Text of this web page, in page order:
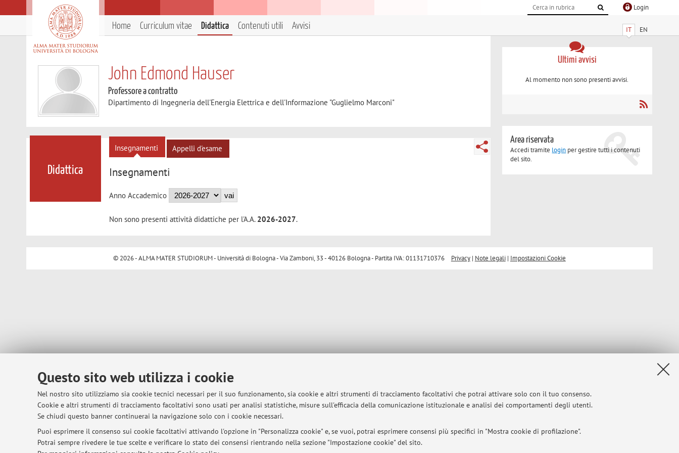
Questo sito web utilizza i cookie
Nel nostro sito utilizziamo sia cookie tecnici necessari per il suo funzionamento, sia cookie e altri strumenti di tracciamento facoltativi che potrai attivare solo con il tuo consenso.
Cookie e altri strumenti di tracciamento facoltativi sono usati per analisi statistiche, misure sull'efficacia della comunicazione istituzionale e analisi dei comportamenti degli utenti.
Se chiudi questo banner continuerai la navigazione solo con i cookie necessari.
Puoi esprimere il consenso sui cookie facoltativi attivando l'opzione in "Personalizza cookie" e, se vuoi, potrai esprimere consensi più specifici in "Mostra cookie di profilazione".
Potrai sempre rivedere le tue scelte e verificare lo stato dei consensi rientrando nella sezione "Impostazione cookie" del sito.
Login
IT EN
Home Curriculum vitae Didattica Contenuti utili Avvisi
John Edmond Hauser
Professore a contratto
Dipartimento di Ingegneria dell'Energia Elettrica e dell'Informazione "Guglielmo Marconi"
Didattica
Insegnamenti Appelli d'esame
Insegnamenti
Anno Accademico
Non sono presenti attività didattiche per l'A.A. 2026-2027.
Ultimi avvisi
Al momento non sono presenti avvisi.
Area riservata
Accedi tramite login per gestire tutti i contenuti
del sito.
© 2026 - ALMA MATER STUDIORUM - Università di Bologna - Via Zamboni, 33 - 40126 Bologna - Partita IVA: 01131710376 Privacy| Note legali| Impostazioni Cookie